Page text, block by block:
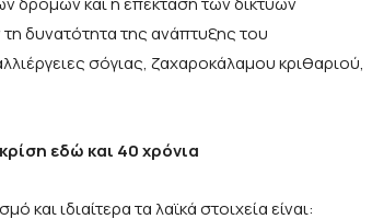
δυνατότητα της ανάπτυξης του
σόγιας, ζαχαροκάλαμου κριθαριού,
εδώ και 40 χρόνια
ιδιαίτερα τα λαϊκά στοιχεία είναι: